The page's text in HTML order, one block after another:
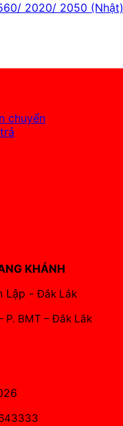
2020/ 2050 (Nhật)
chuyển
KHÁNH
Lập -Đắk Lắk
P. BMT – Đắk Lắk